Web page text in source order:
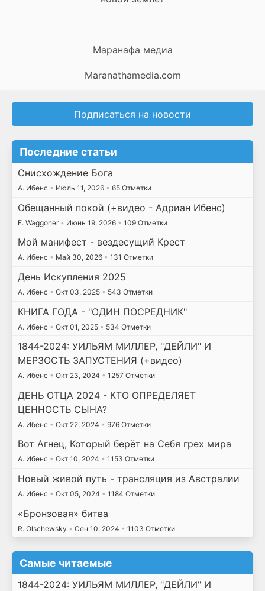
Маранафа медиа
Maranathamedia.com
Подписаться на новости
Последние статьи
Снисхождение Бога
А. Ибенс • Июль 11, 2026 • 65 Отметки
Обещанный покой (+видео - Адриан Ибенс)
E. Waggoner • Июнь 19, 2026 • 109 Отметки
Мой манифест - вездесущий Крест
А. Ибенс • Май 30, 2026 • 131 Отметки
День Искупления 2025
А. Ибенс • Окт 03, 2025 • 543 Отметки
КНИГА ГОДА - "ОДИН ПОСРЕДНИК"
А. Ибенс • Окт 01, 2025 • 534 Отметки
1844-2024: УИЛЬЯМ МИЛЛЕР, "ДЕЙЛИ" И
МЕРЗОСТЬ ЗАПУСТЕНИЯ (+видео)
А. Ибенс • Окт 23, 2024 • 1257 Отметки
ДЕНЬ ОТЦА 2024 - КТО ОПРЕДЕЛЯЕТ
ЦЕННОСТЬ СЫНА?
А. Ибенс • Окт 22, 2024 • 976 Отметки
Вот Агнец, Который берёт на Себя грех мира
А. Ибенс • Окт 10, 2024 • 1153 Отметки
Новый живой путь - трансляция из Австралии
А. Ибенс • Окт 05, 2024 • 1184 Отметки
«Бронзовая» битва
R. Olschewsky • Сен 10, 2024 • 1103 Отметки
Самые читаемые
1844-2024: УИЛЬЯМ МИЛЛЕР, "ДЕЙЛИ" И